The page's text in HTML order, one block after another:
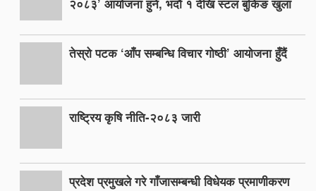
२०८३’ आयोजना हुने, भदौ १ देखि स्टल बुकिङ खुला
तेस्रो पटक ‘आँप सम्बन्धि विचार गोष्ठी’ आयोजना हुँदैं
राष्ट्रिय कृषि नीति-२०८३ जारी
प्रदेश प्रमुखले गरे गाँजासम्बन्धी विधेयक प्रमाणीकरण